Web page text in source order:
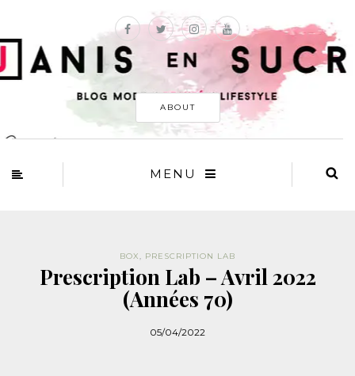
ABOUT
MENU
BOX, PRESCRIPTION LAB
Prescription Lab – Avril 2022
(Années 70)
05/04/2022